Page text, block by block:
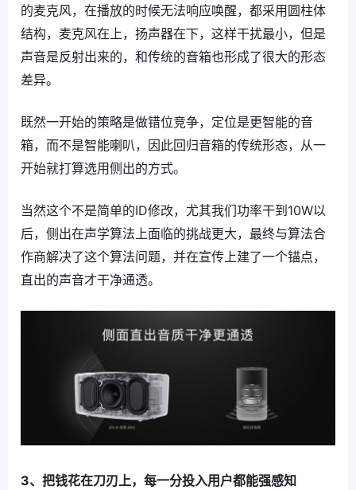
的麦克风，在播放的时候无法响应唤醒，都采用圆柱体
结构，麦克风在上，扬声器在下，这样干扰最小，但是
声音是反射出来的，和传统的音箱也形成了很大的形态
差异。
既然一开始的策略是做错位竞争，定位是更智能的音
箱，而不是智能喇叭，因此回归音箱的传统形态，从一
开始就打算选用侧出的方式。
当然这个不是简单的ID修改，尤其我们功率干到10W以
后，侧出在声学算法上面临的挑战更大，最终与算法合
作商解决了这个算法问题，并在宣传上建了一个锚点，
直出的声音才干净通透。
3、把钱花在刀刃上，每一分投入用户都能强感知